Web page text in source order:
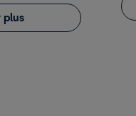
plus